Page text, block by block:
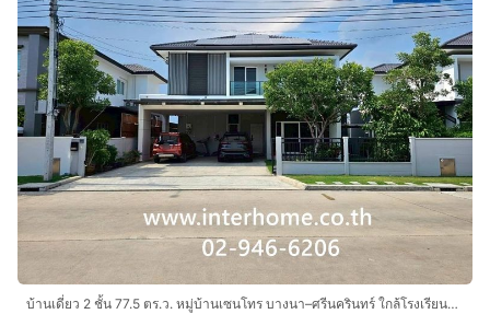
บ้านเดี่ยว 2 ชั้น 77.5 ตร.ว. หมู่บ้านเซนโทร บางนา–ศรีนครินทร์ ใกล้โรงเรียนนานาชาติสิงคโปร์สุวรรณภูมิ SISB ถนนบัวนครินทร์ ถนนหนามแดง–บางพลี